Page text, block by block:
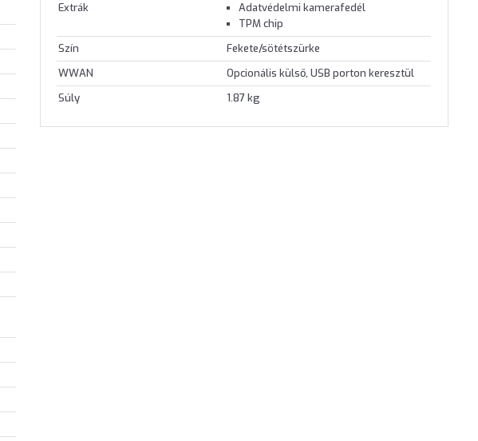
Extrák
Adatvédelmi kamerafedél
TPM chip
Szín
Fekete/sötétszürke
WWAN
Opcionális külső, USB porton keresztül
Súly
1.87 kg